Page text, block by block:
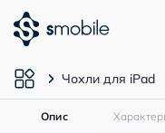
Чохли для iPad
Опис